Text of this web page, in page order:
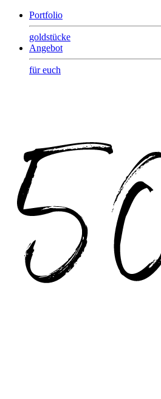
Portfolio
goldstücke
Angebot
für euch